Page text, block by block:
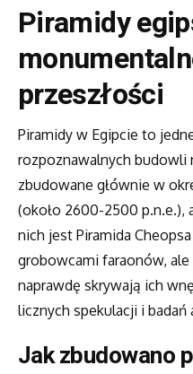
Piramidy
przeszłości
Piramidy w Egipcie to
rozpoznawalnych budowli
zbudowane głównie w
(około 2600-2500 p.n.e.),
nich jest Piramida
grobowcami faraonów,
naprawdę skrywają ich
licznych spekulacji i badań
Jak zbudowano